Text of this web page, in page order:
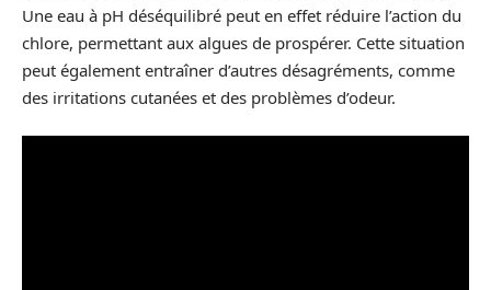
Une eau à pH déséquilibré peut en effet réduire l’action du
chlore, permettant aux algues de prospérer. Cette situation
peut également entraîner d’autres désagréments, comme
des irritations cutanées et des problèmes d’odeur.